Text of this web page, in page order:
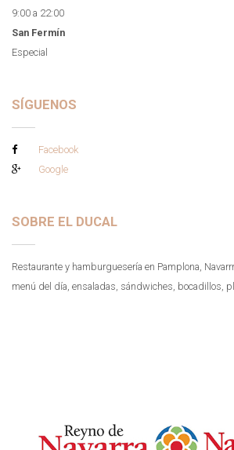
9:00 a 22:00
San Fermín
Especial
SÍGUENOS
Facebook
Google
SOBRE EL DUCAL
Restaurante y hamburguesería en Pamplona,
menú del día, ensaladas, sándwiches, bocadillos,